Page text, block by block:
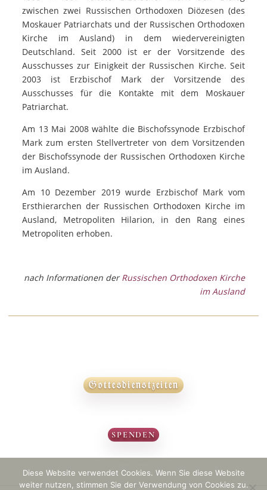
zwischen zwei Russischen Orthodoxen Diözesen (des
Moskauer Patriarchats und der Russischen Orthodoxen
Kirche im Ausland) in dem wiedervereinigten
Deutschland. Seit 2000 ist er der Vorsitzende des
Ausschusses zur Einigkeit der Russischen Kirche. Seit
2003 ist Erzbischof Mark der Vorsitzende des
Ausschusses für die Kontakte mit dem Moskauer
Patriarchat.
Am 13 Mai 2008 wählte die Bischofssynode Erzbischof
Mark zum ersten Stellvertreter von dem Vorsitzenden
der Bischofssynode der Russischen Orthodoxen Kirche
im Ausland.
Am 10 Dezember 2019 wurde Erzbischof Mark vom
Ersthierarchen der Russischen Orthodoxen Kirche im
Ausland, Metropoliten Hilarion, in den Rang eines
Metropoliten erhoben.
nach Informationen derRussischen Orthodoxen Kirche
im Ausland
Gottesdienstzeiten
SPENDEN
Diese Website verwendet Cookies. Wenn Sie diese Website
weiter nutzen, stimmen Sie der Verwendung von Cookies zu.